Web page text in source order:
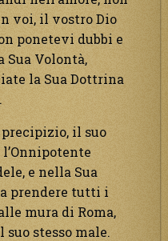
voi, il vostro Dio
ponetevi dubbi e
Sua Volontà,
la Sua Dottrina
precipizio, il suo
l’Onnipotente
e nella Sua
prendere tutti i
mura di Roma,
stesso male.